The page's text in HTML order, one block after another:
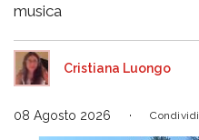
musica
Cristiana Luongo
08 Agosto 2026 Condividi